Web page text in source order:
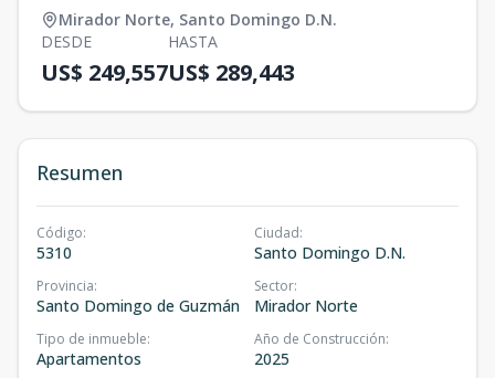
Mirador Norte, Santo Domingo D.N.
DESDE
US$ 249,557
HASTA
US$ 289,443
Resumen
Código:
5310
Ciudad:
Santo Domingo D.N.
Provincia:
Santo Domingo de Guzmán
Sector:
Mirador Norte
Tipo de inmueble:
Apartamentos
Año de Construcción:
2025